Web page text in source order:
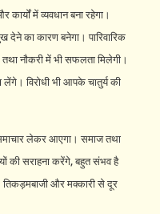
कार्यों में व्यवधान बना रहेगा।
देने का कारण बनेगा। पारिवारिक
तथा नौकरी में भी सफलता मिलेगी।
लेंगे। विरोधी भी आपके चातुर्य की
लेकर आएगा। समाज तथा
की सराहना करेंगे, बहुत संभव है
तिकड़मबाजी और मक्कारी से दूर